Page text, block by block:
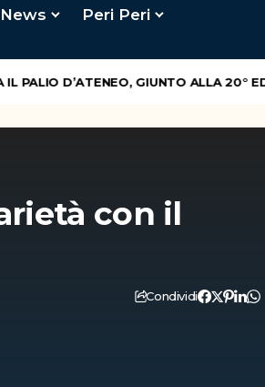
News Peri Peri
D’ATENEO, GIUNTO ALLA 20°
con il
Condividi